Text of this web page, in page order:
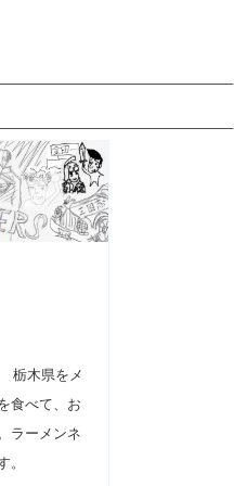
栃木県をメ
食べて、お
ラーメンネ
。